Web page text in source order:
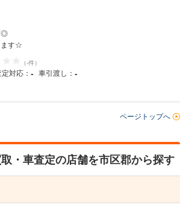
◎
ます☆
（-件）
対応： - 車引渡し： -
ページトップへ
・車査定の店舗を市区郡から探す